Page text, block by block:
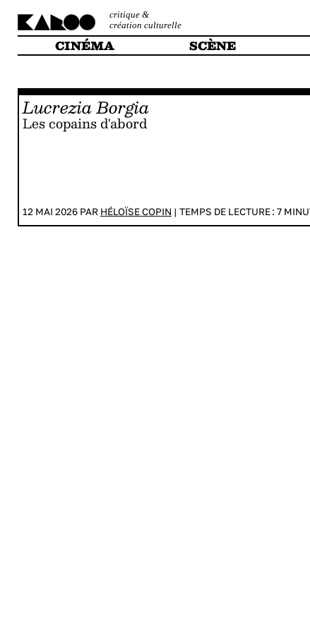
critique &
création culturelle
CINÉMA SCÈNE
Lucrezia Borgia
Les copains d'abord
12 MAI 2026 PAR HÉLOÏSE COPIN | TEMPS DE LECTURE : 7